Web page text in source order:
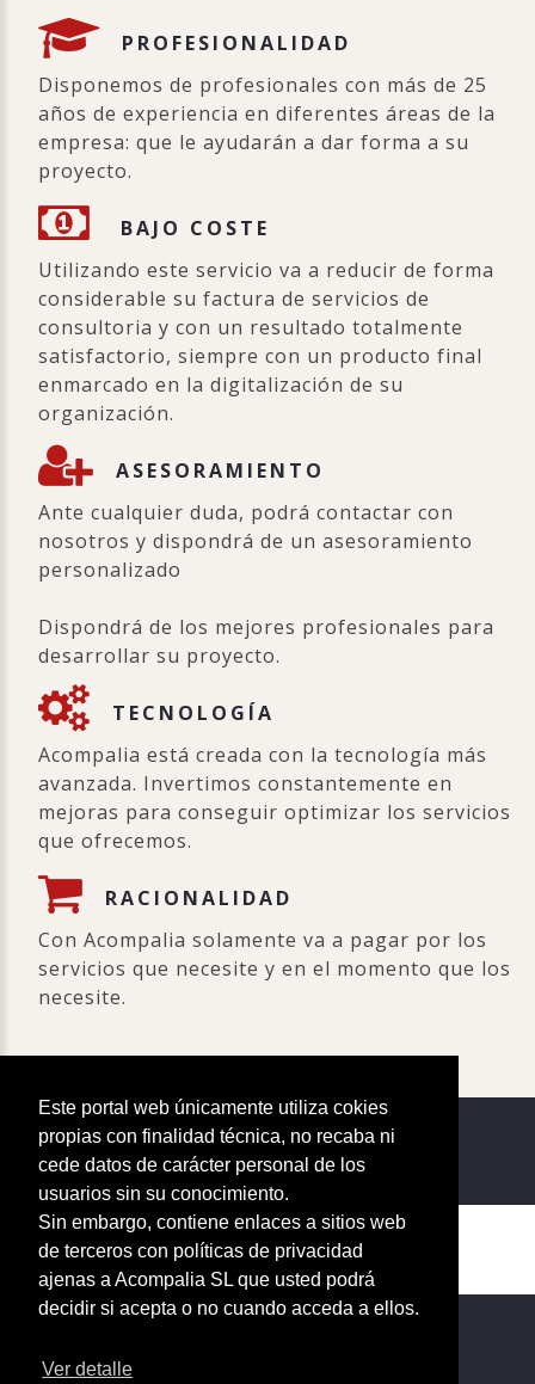
Este portal web únicamente utiliza cokies
propias con finalidad técnica, no recaba ni
cede datos de carácter personal de los
usuarios sin su conocimiento.
Sin embargo, contiene enlaces a sitios web
de terceros con políticas de privacidad
ajenas a Acompalia SL que usted podrá
decidir si acepta o no cuando acceda a ellos.
Ver detalle
PROFESIONALIDAD
Disponemos de profesionales con más de 25
años de experiencia en diferentes áreas de la
empresa: que le ayudarán a dar forma a su
proyecto.
BAJO COSTE
Utilizando este servicio va a reducir de forma
considerable su factura de servicios de
consultoria y con un resultado totalmente
satisfactorio, siempre con un producto final
enmarcado en la digitalización de su
organización.
ASESORAMIENTO
Ante cualquier duda, podrá contactar con
nosotros y dispondrá de un asesoramiento
personalizado
Dispondrá de los mejores profesionales para
desarrollar su proyecto.
TECNOLOGÍA
Acompalia está creada con la tecnología más
avanzada. Invertimos constantemente en
mejoras para conseguir optimizar los servicios
que ofrecemos.
RACIONALIDAD
Con Acompalia solamente va a pagar por los
servicios que necesite y en el momento que los
necesite.
© 2026
Aviso legal
Política de protección de datos personales